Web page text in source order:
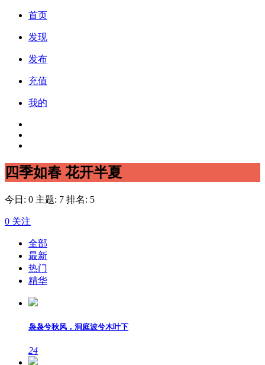
首页
发现
发布
充值
我的
四季如春 花开半夏
今日: 0 主题: 7 排名: 5
0 关注
全部
最新
热门
精华
袅袅兮秋风，洞庭波兮木叶下
24